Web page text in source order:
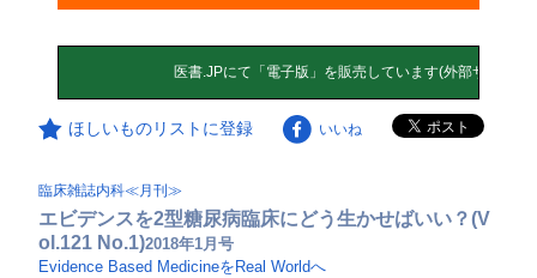
ほしいものリストに登録 いいね
臨床雑誌内科≪月刊≫
エビデンスを2型糖尿病臨床にどう生かせばいい？(V
ol.121 No.1)2018年1月号
Evidence Based MedicineをReal Worldへ